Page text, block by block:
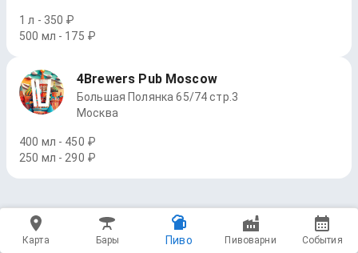
1 л - 350 ₽
500 мл - 175 ₽
4Brewers Pub Moscow
Большая Полянка 65/74 стр.3
Москва
400 мл - 450 ₽
250 мл - 290 ₽
Карта Бары Пиво Пивоварни События